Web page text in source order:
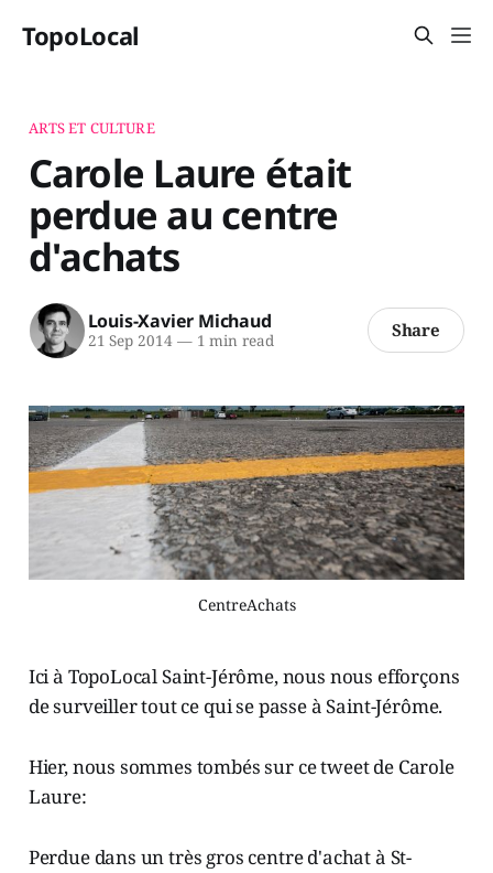
TopoLocal
ARTS ET CULTURE
Carole Laure était
perdue au centre
d'achats
Louis-Xavier Michaud
21 Sep 2014 —1 min read Share
CentreAchats
Ici à TopoLocal Saint-Jérôme, nous nous efforçons
de surveiller tout ce qui se passe à Saint-Jérôme.
Hier, nous sommes tombés sur ce tweet de Carole
Laure:
Perdue dans un très gros centre d'achat à St-